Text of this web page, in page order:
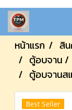
หน้าแรก
สิ
ตู้อบจาน /
ตู้อบจานส
Best Seller